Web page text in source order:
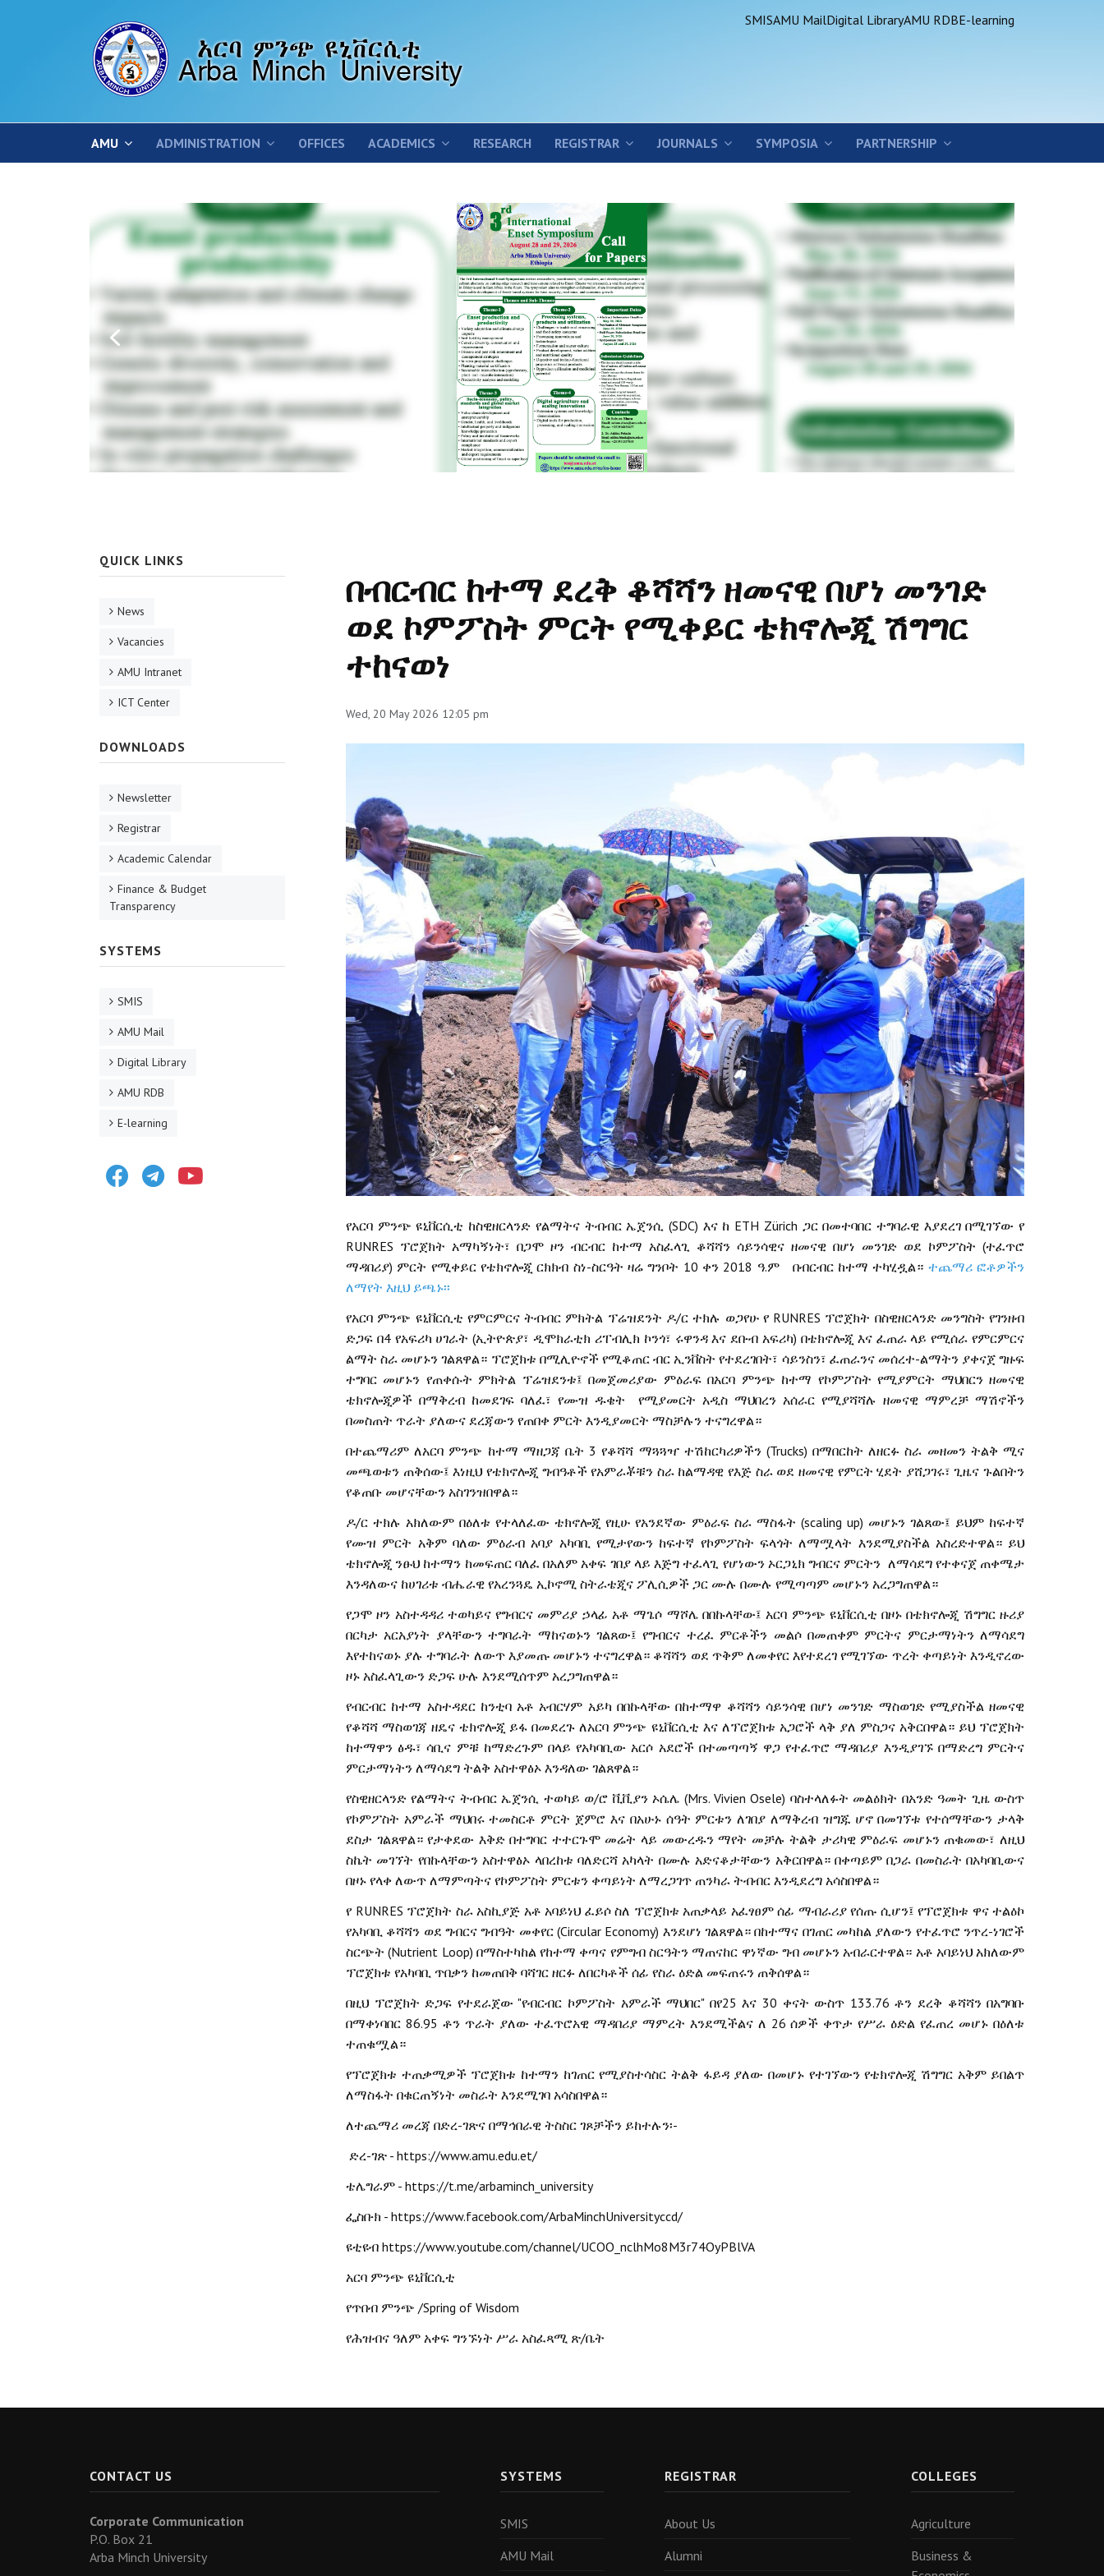
SMISAMU MailDigital LibraryAMU RDBE-learning
AMU ADMINISTRATION OFFICES ACADEMICS RESEARCH REGISTRAR JOURNALS SYMPOSIA PARTNERSHIP
በብርብር ከተማ ደረቅ ቆሻሻን ዘመናዊ በሆነ መንገድ
ወደ ኮምፖስት ምርት የሚቀይር ቴክኖሎጂ ሽግግር
ተከናወነ
Wed, 20 May 2026 12:05 pm
የአርባ ምንጭ ዩኒቨርሲቲ ከስዊዘርላንድ የልማትና ትብብር ኤጀንሲ (SDC) እና ከ ETH Zürich ጋር በመተባበር ተግባራዊ እያደረገ በሚገኘው የ
RUNRES ፕሮጀክት አማካኝነት፣ በጋሞ ዞን ብርብር ከተማ አስፈላጊ ቆሻሻን ሳይንሳዊና ዘመናዊ በሆነ መንገድ ወደ ኮምፖስት (ተፈጥሮ
ማዳበሪያ) ምርት የሚቀይር የቴክኖሎጂ ርክክብ ስነ-ስርዓት ዛሬ ግንቦት 10 ቀን 2018 ዓ.ም በብርብር ከተማ ተካሂዷል። ተጨማሪ ፎቶዎችን
ለማየት እዚህ ይጫኑ፡፡
የአርባ ምንጭ ዩኒቨርሲቲ የምርምርና ትብብር ምክትል ፕሬዝደንት ዶ/ር ተክሉ ወጋየሁ የRUNRES ፕሮጀክት በስዊዘርላንድ መንግስት የገንዘብ
ድጋፍ በ4 የአፍሪካ ሀገራት (ኢትዮጵያ፣ ዲሞክራቲክ ሪፐብሊክ ኮንጎ፣ ሩዋንዳ እና ደቡብ አፍሪካ) በቴክኖሎጂ እና ፈጠራ ላይ የሚሰራ የምርምርና
ልማት ስራ መሆኑን ገልጸዋል። ፕሮጀክቱ በሚሊዮኖች የሚቆጠር ብር ኢንቨስት የተደረገበት፣ ሳይንስን፣ ፈጠራንና መሰረተ-ልማትን ያቀናጀ ግዙፍ
ተግባር መሆኑን የጠቀሱት ምክትል ፕሬዝደንቱ፤ በመጀመሪያው ምዕራፍ በአርባ ምንጭ ከተማ የኮምፖስት የሚያምርት ማህበርን ዘመናዊ
ቴክኖሎጂዎች በማቅረብ ከመደገፍ ባለፈ፣ የሙዝ ዱቄት የሚያመርት አዲስ ማህበረን አሰራር የሚያሻሻሉ ዘመናዊ ማምረቻ ማሽኖችን
በመስጠት ጥራት ያለውና ደረጃውን የጠበቀ ምርት እንዲያመርት ማስቻሉን ተናግረዋል።
በተጨማሪም ለአርባ ምንጭ ከተማ ማዘጋጃ ቤት 3የቆሻሻ ማጓጓዣ ተሽከርካሪዎችን(Trucks)በማበርከት ለዘርፉ ስራ መዘመን ትልቅ ሚና
መጫወቱን ጠቅሰው፤ እነዚህ የቴክኖሎጂ ግብዓቶች የአምራቾቹን ስራ ከልማዳዊ የእጅ ስራ ወደ ዘመናዊ የምርት ሂደት ያሸጋገሩ፣ ጊዜና ጉልበትን
የቆጠቡ መሆናቸውን አስገንዝበዋል።
ዶ/ር ተክሉ አክለውም በዕለቱ የተላለፈው ቴክኖሎጂ የዚሁ የአንደኛው ምዕራፍ ስራ ማስፋት (scaling up) መሆኑን ገልጸው፤ ይህም ከፍተኛ
የሙዝ ምርት አቅም ባለው ምዕራብ አባያ አካባቢ የሚታየውን ከፍተኛ የኮምፖስት ፍላጎት ለማሟላት እንደሚያስችል አስረድተዋል። ይህ
ቴክኖሎጂ ንፁህ ከተማን ከመፍጠር ባለፈ በአለም አቀፍ ገበያ ላይ እጅግ ተፈላጊ የሆነውን ኦርጋኒክ ግብርና ምርትን ለማሳደግ የተቀናጀ ጠቀሜታ
እንዳለውና ከሀገሪቱ ብሔራዊ የአረንጓዴ ኢኮኖሚ ስትራቴጂና ፖሊሲዎች ጋር ሙሉ በሙሉ የሚጣጣም መሆኑን አረጋግጠዋል።
የጋሞ ዞን አስተዳዳሪ ተወካይና የግብርና መምሪያ ኃላፊ አቶ ማጌሶ ማሾሌ በበኩላቸው፤ አርባ ምንጭ ዩኒቨርሲቲ በዞኑ በቴክኖሎጂ ሽግግር ዙሪያ
በርካታ አርአያነት ያላቸውን ተግባራት ማከናወኑን ገልጸው፤ የግብርና ተረፈ ምርቶችን መልሶ በመጠቀም ምርትና ምርታማነትን ለማሳደግ
እየተከናወኑ ያሉ ተግባራት ለውጥ እያመጡ መሆኑን ተናግረዋል። ቆሻሻን ወደ ጥቅም ለመቀየር እየተደረገ የሚገኘው ጥረት ቀጣይነት እንዲኖረው
ዞኑ አስፈላጊውን ድጋፍ ሁሉ እንደሚሰጥም አረጋግጠዋል።
የብርብር ከተማ አስተዳደር ከንቲባ አቶ አብርሃም አይካ በበኩላቸው በከተማዋ ቆሻሻን ሳይንሳዊ በሆነ መንገድ ማስወገድ የሚያስችል ዘመናዊ
የቆሻሻ ማስወገጃ ዘዴና ቴክኖሎጂ ይፋ በመደረጉ ለአርባ ምንጭ ዩኒቨርሲቲ እና ለፕሮጀክቱ አጋሮች ላቅ ያለ ምስጋና አቅርበዋል። ይህ ፕሮጀክት
ከተማዋን ፅዱ፣ ሳቢና ምቹ ከማድረጉም በላይ የአካባቢው አርሶ አደሮች በተመጣጣኝ ዋጋ የተፈጥሮ ማዳበሪያ እንዲያገኙ በማድረግ ምርትና
ምርታማነትን ለማሳደግ ትልቅ አስተዋፅኦ እንዳለው ገልጸዋል።
የስዊዘርላንድ የልማትና ትብብር ኤጀንሲ ተወካይ ወ/ሮ ቪቪያን ኦሴሌ (Mrs. Vivien Osele) ባስተላለፉት መልዕክት በአንድ ዓመት ጊዜ ውስጥ
የኮምፖስት አምራች ማህበሩ ተመስርቶ ምርት ጀምሮ እና በአሁኑ ሰዓት ምርቱን ለገበያ ለማቅረብ ዝግጁ ሆኖ በመገኘቱ የተሰማቸውን ታላቅ
ደስታ ገልጸዋል። የታቀደው እቅድ በተግባር ተተርጉሞ መሬት ላይ መውረዱን ማየት መቻሉ ትልቅ ታሪካዊ ምዕራፍ መሆኑን ጠቁመው፣ ለዚህ
ስኬት መገኘት የበኩላቸውን አስተዋፅኦ ላበረከቱ ባለድርሻ አካላት በሙሉ አድናቆታቸውን አቅርበዋል። በቀጣይም በጋራ በመስራት በአካባቢውና
በዞኑ የላቀ ለውጥ ለማምጣትና የኮምፖስት ምርቱን ቀጣይነት ለማረጋገጥ ጠንካራ ትብብር እንዲደረግ አሳስበዋል።
የ RUNRES ፕሮጀክት ስራ አስኪያጅ አቶ አባይነህ ፈይሶ ስለ ፕሮጀክቱ አጠቃላይ አፈፃፀም ሰፊ ማብራሪያ የሰጡ ሲሆን፤ የፕሮጀክቱ ዋና ተልዕኮ
የአካባቢ ቆሻሻን ወደ ግብርና ግብዓት መቀየር(Circular Economy) እንደሆነ ገልጸዋል። በከተማና በገጠር መካከል ያለውን የተፈጥሮ ንጥረ-ነገሮች
ስርጭት (Nutrient Loop) በማስተካከል የከተማ ቀጣና የምግብ ስርዓትን ማጠናከር ዋነኛው ግብ መሆኑን አብራርተዋል። አቶ አባይነህ አክለውም
ፕሮጀክቱ የአካባቢ ጥበቃን ከመጠበቅ ባሻገር ዘርፉ ለበርካቶች ሰፊ የስራ ዕድል መፍጠሩን ጠቅሰዋል።
በዚህ ፕሮጀክት ድጋፍ የተደራጀው "የብርብር ኮምፖስት አምራች ማህበር" በየ25እና 30 ቀናት ውስጥ 133.76ቶን ደረቅ ቆሻሻን በአግባቡ
በማቀነባበር 86.95 ቶን ጥራት ያለው ተፈጥሮአዊ ማዳበሪያ ማምረት እንደሚችልና ለ 26ሰዎች ቀጥታ የሥራ ዕድል የፈጠረ መሆኑ በዕለቱ
ተጠቁሟል።
የፕሮጀክቱ ተጠቃሚዎች ፕሮጀክቱ ከተማን ከገጠር የሚያስተሳስር ትልቅ ፋይዳ ያለው በመሆኑ የተገኘውን የቴክኖሎጂ ሽግግር አቅም ይበልጥ
ለማስፋት በቁርጠኝነት መስራት እንደሚገባ አሳስበዋል።
ለተጨማሪ መረጃ በድረ-ገጽና በማኅበራዊ ትስስር ገጾቻችን ይከተሉን፡-
ድረ-ገጽ - https://www.amu.edu.et/
ቴሌግራም - https://t.me/arbaminch_university
ፌስቡክ - https://www.facebook.com/ArbaMinchUniversityccd/
ዩቲዩብ https://www.youtube.com/channel/UCOO_nclhMo8M3r74OyPBlVA
አርባ ምንጭ ዩኒቨርሲቲ
የጥበብ ምንጭ /Spring of Wisdom
የሕዝብና ዓለም አቀፍ ግንኙነት ሥራ አስፈጻሚ ጽ/ቤት
QUICK LINKS
News
Vacancies
AMU Intranet
ICT Center
DOWNLOADS
Newsletter
Registrar
Academic Calendar
Finance & Budget
Transparency
SYSTEMS
SMIS
AMU Mail
Digital Library
AMU RDB
E-learning
FacebookTelegram
CONTACT US
Corporate Communication
P.O. Box 21
Arba Minch University
SYSTEMS
SMIS
AMU Mail
REGISTRAR
About Us
Alumni
COLLEGES
Agriculture
Business &